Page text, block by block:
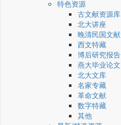
特色资源
古文献资源库
北大讲座
晚清民国文献
西文特藏
博后研究报告
燕大毕业论文
北大文库
名家专藏
革命文献
数字特藏
其他